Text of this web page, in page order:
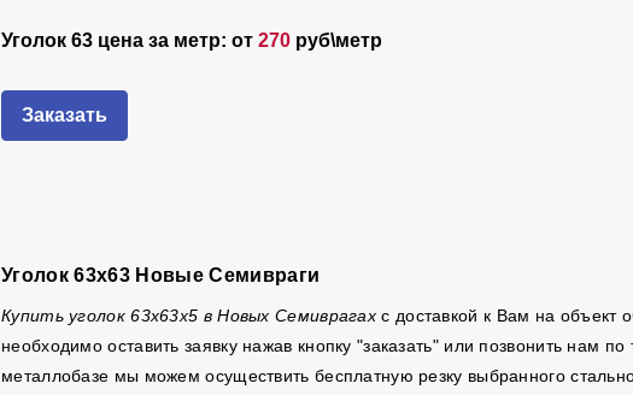
Уголок 63 цена за метр: от 270 руб\метр
Заказать
Уголок 63х63 Новые Семивраги
Купить уголок 63х63х5 в Новых Семиврагахс доставкой к Вам на объект
необходимо оставить заявку нажав кнопку "заказать" или позвонить нам
металлобазе мы можем осуществить бесплатную резку выбранного